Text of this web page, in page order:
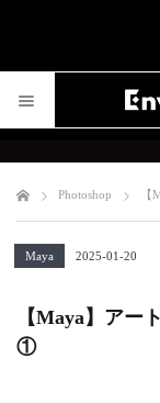
Photoshop
Maya 2025-01-20
【Maya】アー
①